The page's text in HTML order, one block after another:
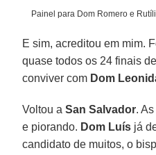
Painel para Dom Romero e
E sim, acreditou em mim.
quase todos os 24 finais
conviver com Dom
Voltou aSan Salvador.
e piorando. Dom Luís já
candidato de muitos, o